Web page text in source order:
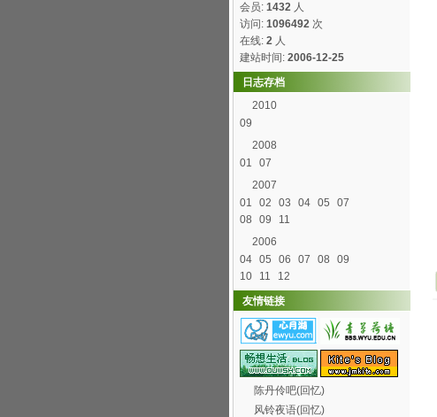
会员: 1432 人
访问: 1096492 次
在线: 2 人
建站时间: 2006-12-25
日志存档
2010
09
2008
01
07
2007
01
02 03 04 05
07
08
09
11
2006
04 05 06 07 08
09
10
11
12
友情链接
陈丹伶吧(回忆)
风铃夜语(回忆)